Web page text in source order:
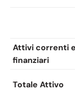
Attivi correnti e
finanziari
Totale Attivo